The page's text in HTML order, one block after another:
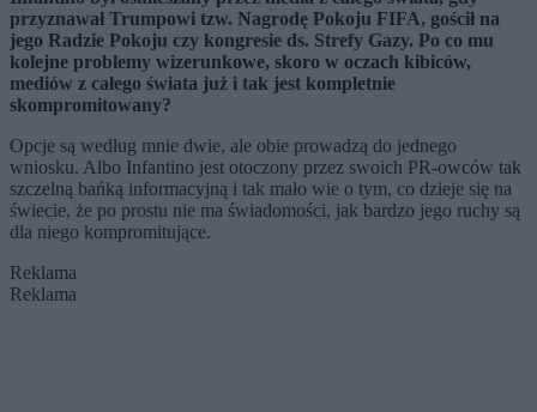
przyznawał Trumpowi tzw. Nagrodę Pokoju FIFA, gościł na
jego Radzie Pokoju czy kongresie ds. Strefy Gazy. Po co mu
kolejne problemy wizerunkowe, skoro w oczach kibiców,
mediów z całego świata już i tak jest kompletnie
skompromitowany?
Opcje są według mnie dwie, ale obie prowadzą do jednego
wniosku. Albo Infantino jest otoczony przez swoich PR-owców tak
szczelną bańką informacyjną i tak mało wie o tym, co dzieje się na
świecie, że po prostu nie ma świadomości, jak bardzo jego ruchy są
dla niego kompromitujące.
Reklama
Reklama